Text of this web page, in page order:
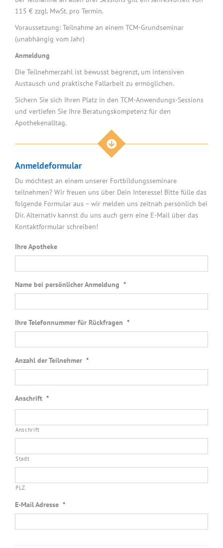
115 € zzgl. MwSt. pro Termin.
Voraussetzung: Teilnahme an einem TCM-Grundseminar
(unabhängig vom Jahr)
Anmeldung
Die Teilnehmerzahl ist bewusst begrenzt, um intensiven
Austausch und praktische Fallarbeit zu ermöglichen.
Sichern Sie sich Ihren Platz in den TCM-Anwendungs-Sessions
und vertiefen Sie Ihre Beratungskompetenz für den
Apothekenalltag.
Anmeldeformular
Du möchtest an einem unserer Fortbildungsseminare
teilnehmen? Wir freuen uns über Dein Interesse! Bitte fülle das
folgende Formular aus – wir melden uns zeitnah persönlich bei
Dir. Alternativ kannst du uns auch gern eine E-Mail über das
Kontaktformular schreiben!
Ihre Apotheke
Name bei persönlicher Anmeldung *
Ihre Telefonnummer für Rückfragen *
Anzahl der Teilnehmer *
Anschrift *
Anschrift
Stadt
PLZ
E-Mail Adresse *